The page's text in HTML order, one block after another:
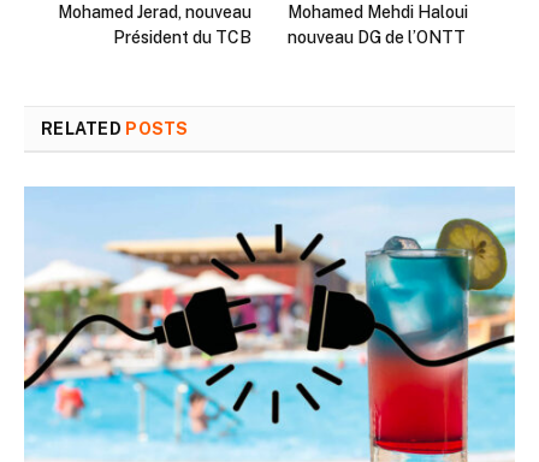
Mohamed Jerad, nouveau
Président du TCB
Mohamed Mehdi Haloui
nouveau DG de l’ONTT
RELATED POSTS